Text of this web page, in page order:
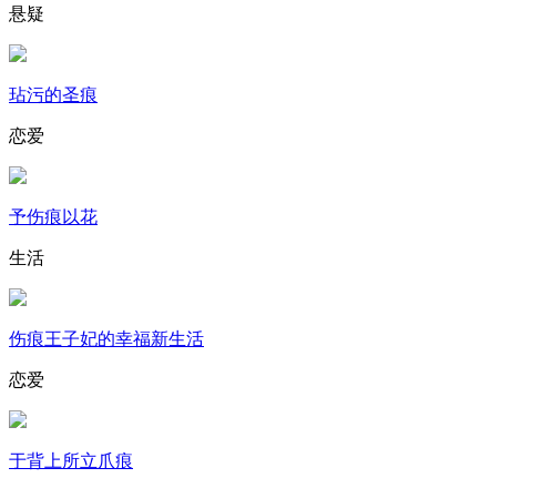
悬疑
玷污的圣痕
恋爱
予伤痕以花
生活
伤痕王子妃的幸福新生活
恋爱
于背上所立爪痕